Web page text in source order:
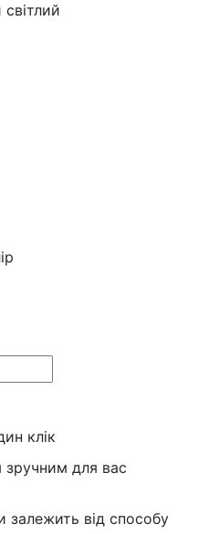
клік
для вас
залежить від способу